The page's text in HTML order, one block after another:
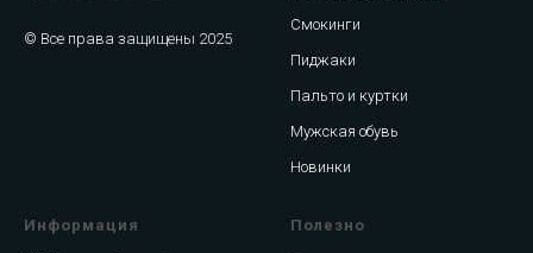
© Все права защищены 2025
Смокинги
Пиджаки
Пальто и куртки
Мужская обувь
Новинки
Информация Полезно